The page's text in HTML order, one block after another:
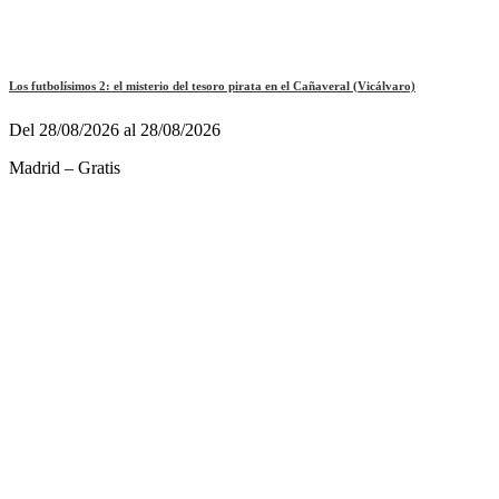
Los futbolísimos 2: el misterio del tesoro pirata en el Cañaveral (Vicálvaro)
Del 28/08/2026 al 28/08/2026
Madrid – Gratis